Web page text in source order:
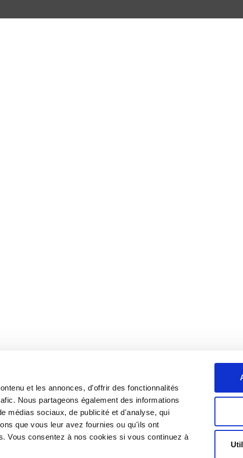
et les annonces, d'offrir des fonctionnalités
Nous partageons également des informations
médias sociaux, de publicité et d'analyse, qui
que vous leur avez fournies ou qu'ils ont
Vous consentez à nos cookies si vous continuez à